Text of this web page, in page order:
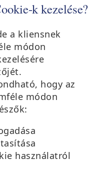
k kezelése?
a kliensnek
módon
hogy az
módon
használatról